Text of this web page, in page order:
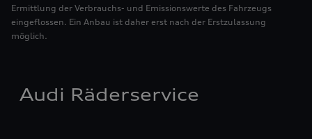
Ermittlung der Verbrauchs- und Emissionswerte des Fahrzeugs
eingeflossen. Ein Anbau ist daher erst nach der Erstzulassung
möglich.
Audi Räderservice